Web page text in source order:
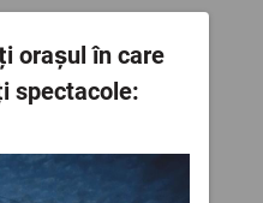
orașul în care
spectacole: